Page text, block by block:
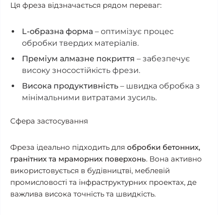
Ця фреза відзначається рядом переваг:
L-образна форма – оптимізує процес
обробки твердих матеріалів.
Преміум алмазне покриття – забезпечує
високу зносостійкість фрези.
Висока продуктивність – швидка обробка з
мінімальними витратами зусиль.
Сфера застосування
Фреза ідеально підходить для обробки бетонних,
гранітних та мраморних поверхонь. Вона активно
використовується в будівництві, меблевій
промисловості та інфраструктурних проектах, де
важлива висока точність та швидкість.